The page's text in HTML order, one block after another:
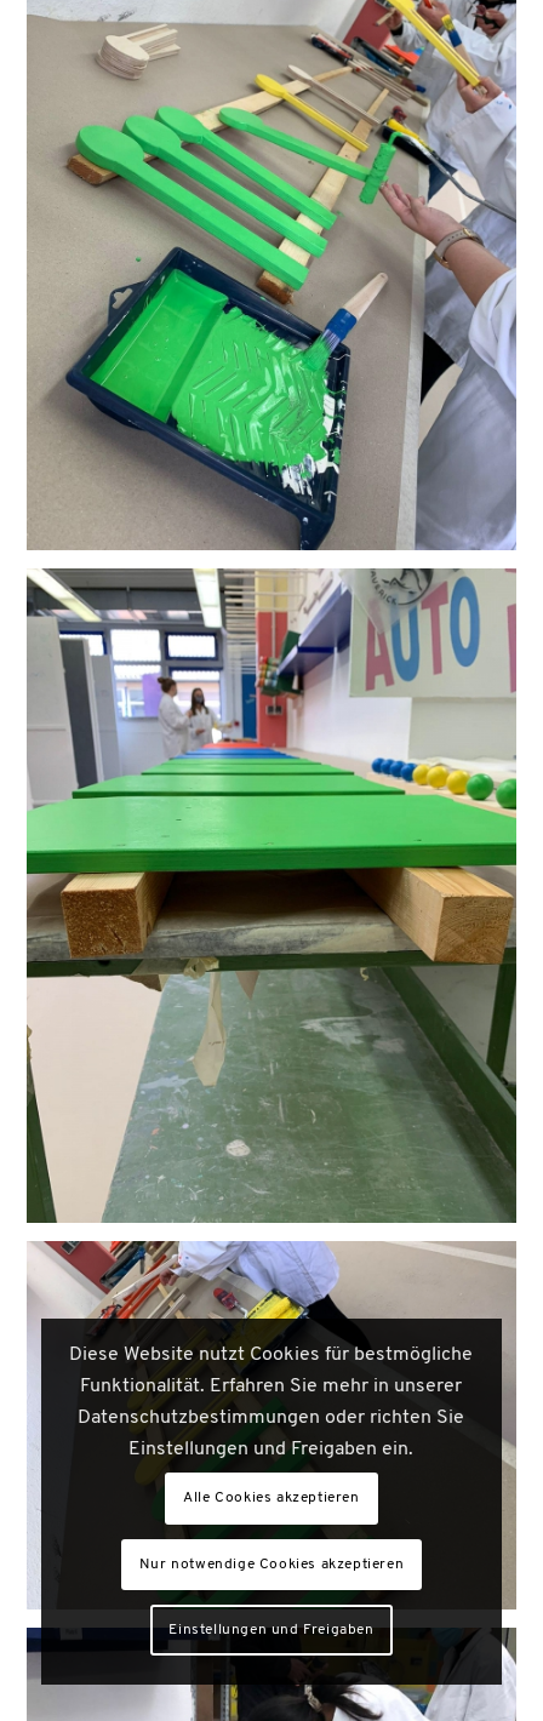
Diese Website nutzt Cookies für bestmögliche
Funktionalität. Erfahren Sie mehr in unserer
Datenschutzbestimmungen oder richten Sie
Einstellungen und Freigaben ein.
Alle Cookies akzeptieren
Nur notwendige Cookies akzeptieren
Einstellungen und Freigaben